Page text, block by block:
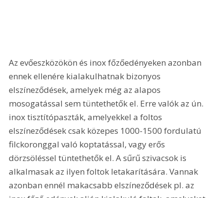
Az evőeszközökön és inox főzőedényeken azonban
ennek ellenére kialakulhatnak bizonyos
elszíneződések, amelyek még az alapos
mosogatással sem tüntethetők el. Erre valók az ún.
inox tisztítópaszták, amelyekkel a foltos
elszíneződések csak közepes 1000-1500 fordulatú
filckoronggal való koptatással, vagy erős
dörzsöléssel tüntethetők el. A sűrű szivacsok is
alkalmasak az ilyen foltok letakarítására. Vannak
azonban ennél makacsabb elszíneződések pl. az